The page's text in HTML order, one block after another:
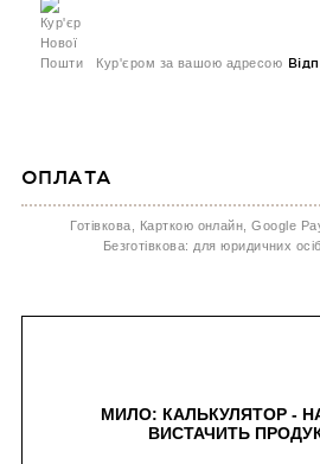
Кур'єром за вашою адресою
ОПЛАТА
Готівкова, Карткою онлайн, Google
Безготівкова: для юридичних
МИЛО: КАЛЬКУЛЯТОР -
ВИСТАЧИТЬ